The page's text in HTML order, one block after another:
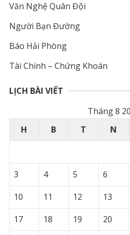
Văn Nghệ Quân Đội
Người Bạn Đường
Báo Hải Phòng
Tài Chính – Chứng Khoán
LỊCH BÀI VIẾT
Tháng 8
H
B T N
3
4 5 6
10
11 12 13
17
18 19 20